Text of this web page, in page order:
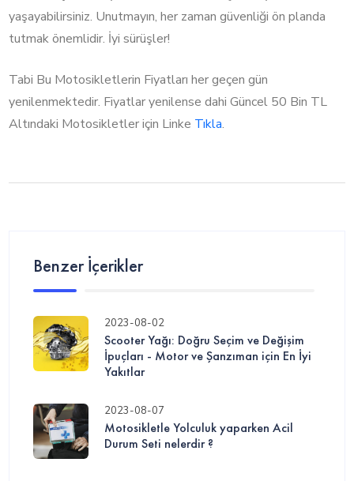
yaşayabilirsiniz. Unutmayın, her zaman güvenliği ön planda
tutmak önemlidir. İyi sürüşler!
Tabi Bu Motosikletlerin Fiyatları her geçen gün
yenilenmektedir. Fiyatlar yenilense dahi Güncel 50 Bin TL
Altındaki Motosikletler için Linke Tıkla.
Benzer İçerikler
2023-08-02
Scooter Yağı: Doğru Seçim ve Değişim
İpuçları - Motor ve Şanzıman için En İyi
Yakıtlar
2023-08-07
Motosikletle Yolculuk yaparken Acil
Durum Seti nelerdir ?